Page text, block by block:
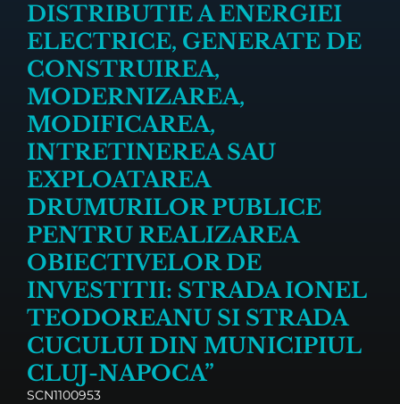
DISTRIBUTIE A ENERGIEI
ELECTRICE, GENERATE DE
CONSTRUIREA,
MODERNIZAREA,
MODIFICAREA,
INTRETINEREA SAU
EXPLOATAREA
DRUMURILOR PUBLICE
PENTRU REALIZAREA
OBIECTIVELOR DE
INVESTITII: STRADA IONEL
TEODOREANU SI STRADA
CUCULUI DIN MUNICIPIUL
CLUJ-NAPOCA”
SCN1100953